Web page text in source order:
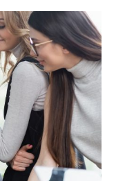
s
S
e
a
a
v
i
g
a
t
i